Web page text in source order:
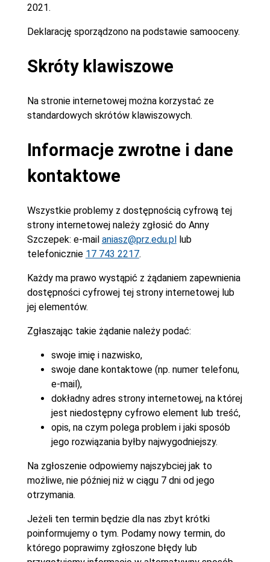
2021.
Deklarację sporządzono na podstawie samooceny.
Skróty klawiszowe
Na stronie internetowej można korzystać ze
standardowych skrótów klawiszowych.
Informacje zwrotne i dane
kontaktowe
Wszystkie problemy z dostępnością cyfrową tej
strony internetowej należy zgłosić do Anny
Szczepek: e-mail aniasz@prz.edu.pllub
telefonicznie 17 743 2217.
Każdy ma prawo wystąpić z żądaniem zapewnienia
dostępności cyfrowej tej strony internetowej lub
jej elementów.
Zgłaszając takie żądanie należy podać:
swoje imię i nazwisko,
swoje dane kontaktowe (np. numer telefonu,
e-mail),
dokładny adres strony internetowej, na której
jest niedostępny cyfrowo element lub treść,
opis, na czym polega problem i jaki sposób
jego rozwiązania byłby najwygodniejszy.
Na zgłoszenie odpowiemy najszybciej jak to
możliwe, nie później niż w ciągu 7 dni od jego
otrzymania.
Jeżeli ten termin będzie dla nas zbyt krótki
poinformujemy o tym. Podamy nowy termin, do
którego poprawimy zgłoszone błędy lub